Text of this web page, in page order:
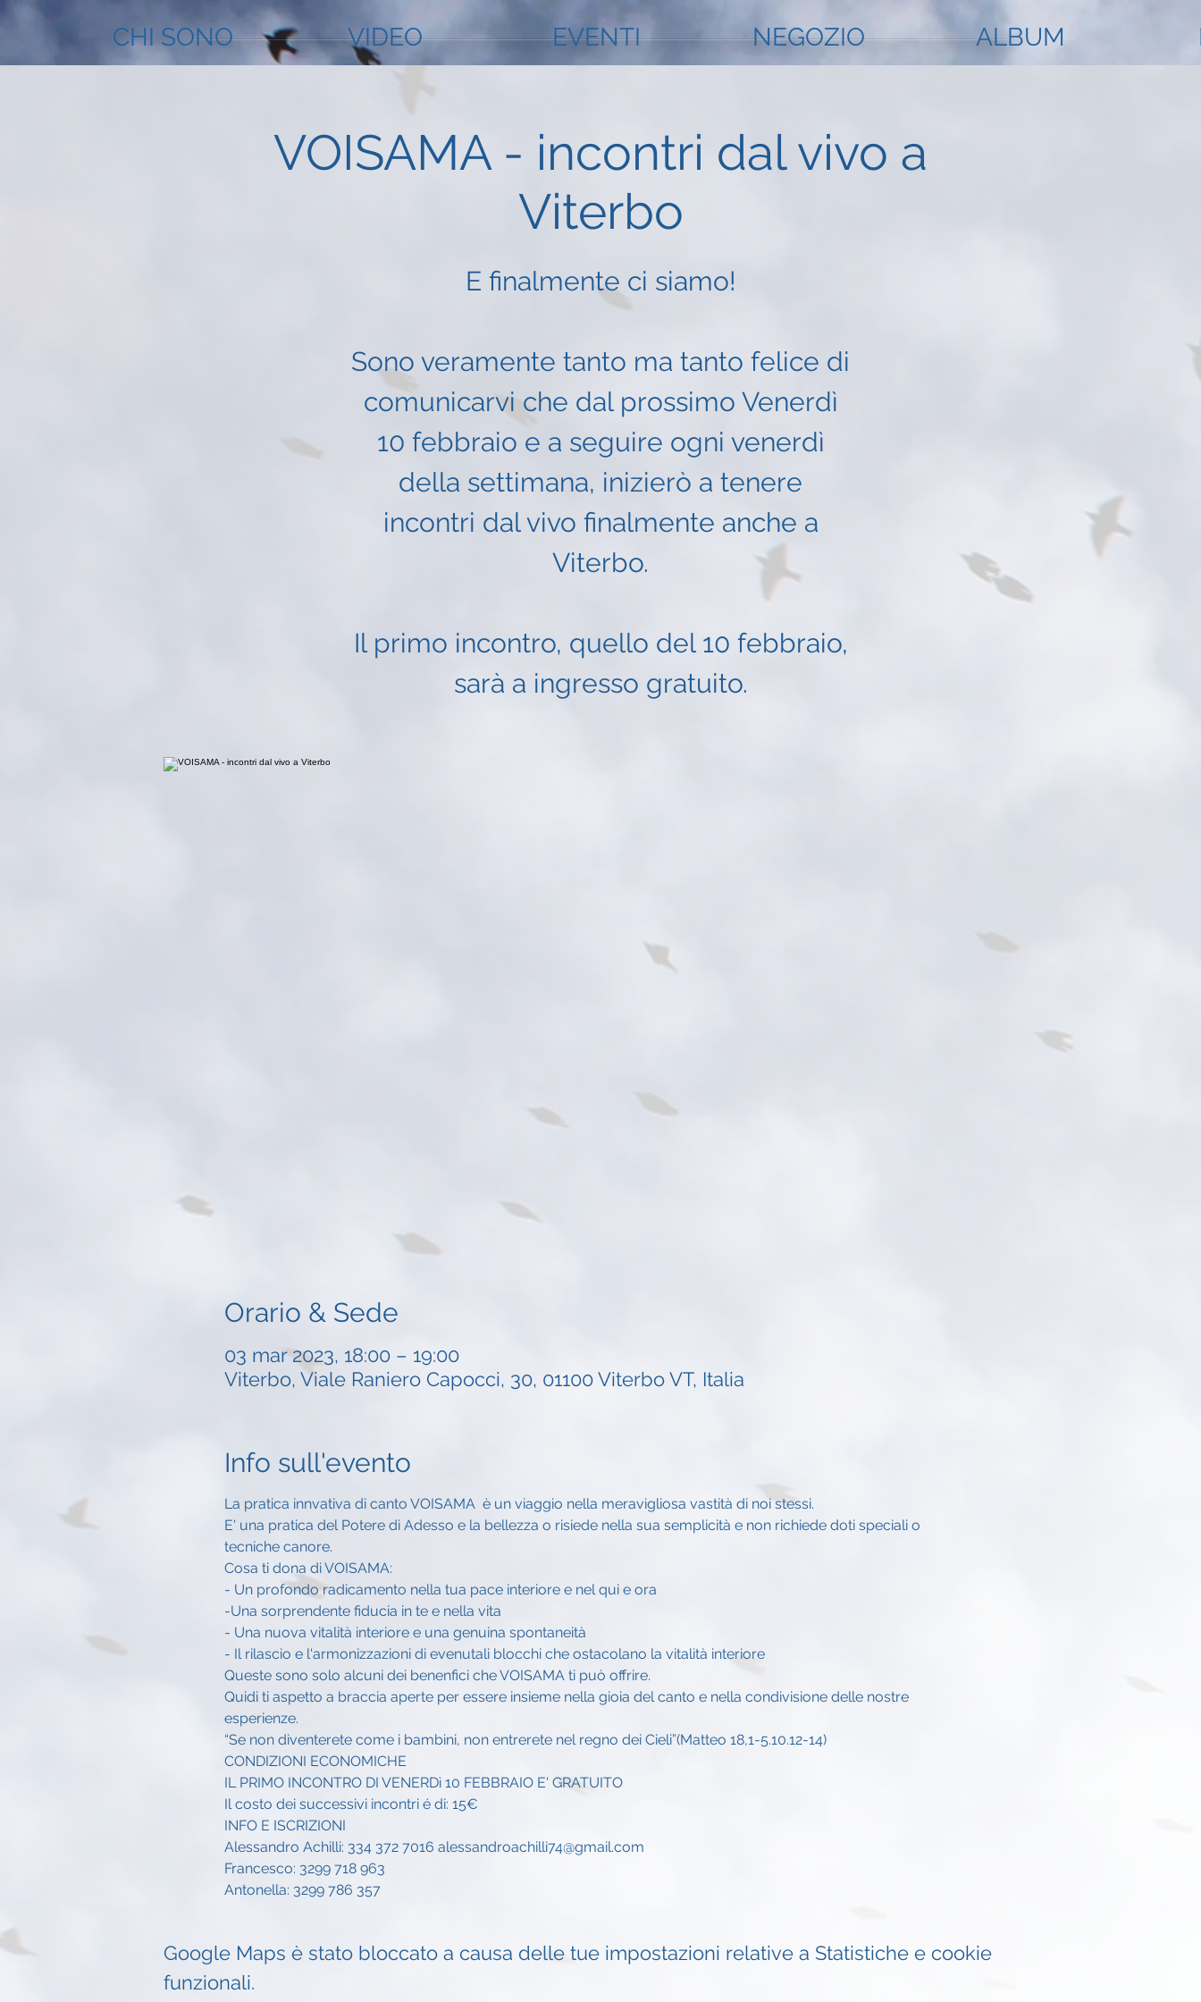
CHI SONO VIDEO EVENTI NEGOZIO ALBUM
VOISAMA - incontri dal vivo a
Viterbo
E finalmente ci siamo!
Sono veramente tanto ma tanto felice di
comunicarvi che dal prossimo Venerdì
10 febbraio e a seguire ogni venerdì
della settimana, inizierò a tenere
incontri dal vivo finalmente anche a
Viterbo.
Il primo incontro, quello del 10 febbraio,
Orario & Sede
03 mar 2023, 18:00 – 19:00
Viterbo, Viale Raniero Capocci, 30, 01100 Viterbo VT, Italia
Info sull'evento
La pratica innvativa di canto VOISAMA  è un viaggio nella meravigliosa vastità di noi stessi.
E' una pratica del Potere di Adesso e la bellezza o risiede nella sua semplicità e non richiede doti speciali o
tecniche canore.
Cosa ti dona di VOISAMA:
- Un profondo radicamento nella tua pace interiore e nel qui e ora
-Una sorprendente fiducia in te e nella vita
- Una nuova vitalità interiore e una genuina spontaneità
- Il rilascio e l'armonizzazioni di evenutali blocchi che ostacolano la vitalità interiore
Queste sono solo alcuni dei benenfici che VOISAMA ti può offrire.
Quidi ti aspetto a braccia aperte per essere insieme nella gioia del canto e nella condivisione delle nostre
esperienze.
“Se non diventerete come i bambini, non entrerete nel regno dei Cieli”(Matteo 18,1-5.10.12-14)
CONDIZIONI ECONOMICHE
IL PRIMO INCONTRO DI VENERDì 10 FEBBRAIO E' GRATUITO
Il costo dei successivi incontri é di: 15€
INFO E ISCRIZIONI
Alessandro Achilli: 334 372 7016 alessandroachilli74@gmail.com
Francesco: 3299 718 963
Antonella: 3299 786 357
Google Maps è stato bloccato a causa delle tue impostazioni relative a Statistiche e cookie
funzionali.